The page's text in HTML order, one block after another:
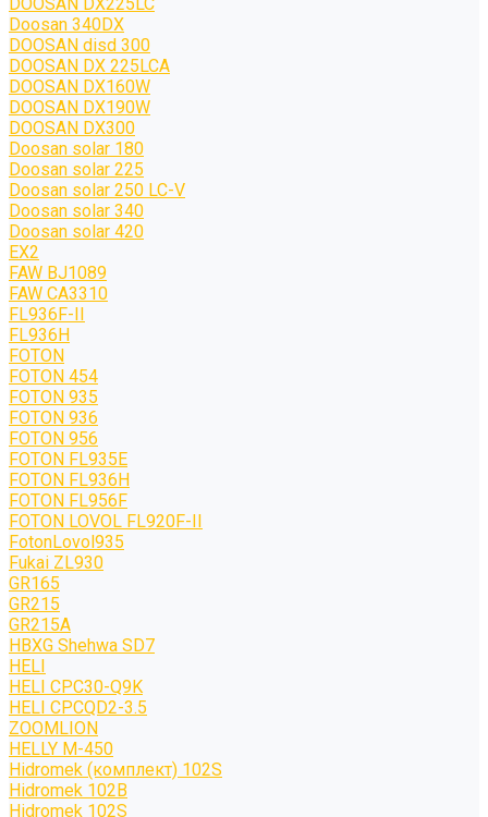
Doosan 340DX
DOOSAN disd 300
DOOSAN DX 225LCA
DOOSAN DX160W
DOOSAN DX190W
DOOSAN DX300
Doosan solar 180
Doosan solar 225
Doosan solar 250 LC-V
Doosan solar 340
Doosan solar 420
EX2
FAW BJ1089
FAW CA3310
FL936F-II
FL936H
FOTON
FOTON 454
FOTON 935
FOTON 936
FOTON 956
FOTON FL935E
FOTON FL936H
FOTON FL956F
FOTON LOVOL FL920F-II
FotonLovol935
Fukai ZL930
GR165
GR215
GR215A
HBXG Shehwa SD7
HELI
HELI CPC30-Q9K
HELI CPCQD2-3.5
ZOOMLION
HELLY M-450
Hidromek (комплект) 102S
Hidromek 102B
Hidromek 102S